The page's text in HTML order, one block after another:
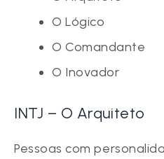
O Lógico
O Comandante
O Inovador
INTJ – O Arquiteto
Pessoas com